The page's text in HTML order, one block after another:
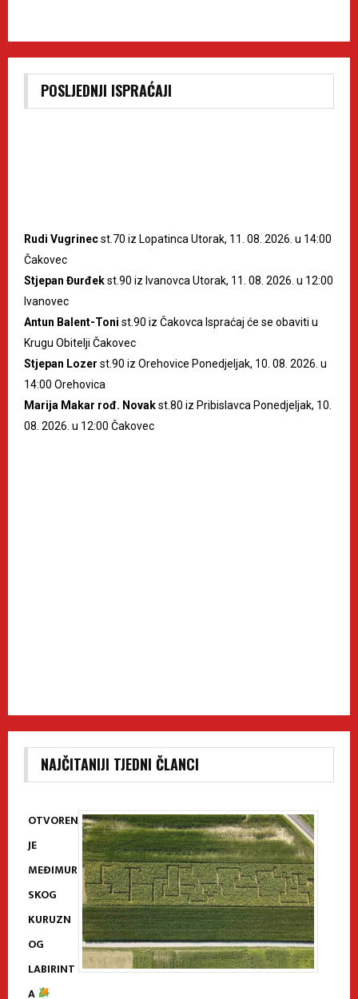
POSLJEDNJI ISPRAĆAJI
Rudi Vugrinecst.70 iz Lopatinca Utorak, 11. 08. 2026. u 14:00
Čakovec
Stjepan Đurđekst.90 iz Ivanovca Utorak, 11. 08. 2026. u 12:00
Ivanovec
Antun Balent-Toni st.90 iz Čakovca Ispraćaj će se obaviti u
Krugu Obitelji Čakovec
Stjepan Lozer st.90 iz Orehovice Ponedjeljak, 10. 08. 2026. u
14:00 Orehovica
Marija Makar rođ. Novakst.80 iz Pribislavca Ponedjeljak, 10.
08. 2026. u 12:00 Čakovec
NAJČITANIJI TJEDNI ČLANCI
OTVOREN
JE
MEĐIMUR
SKOG
KURUZN
OG
LABIRINT
A